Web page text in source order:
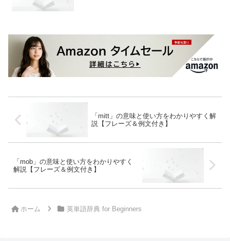
「mitt」の意味と使い方をわかりやすく解
説【フレーズ＆例文付き】
「mob」の意味と使い方をわかりやすく
解説【フレーズ＆例文付き】
ホーム 英単語辞典 for Beginners